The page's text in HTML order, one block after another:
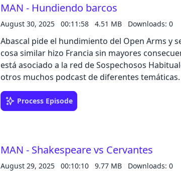
MAN - Hundiendo barcos
August 30, 2025 00:11:58 4.51 MB Downloads: 0
Abascal pide el hundimiento del Open Arms y
cosa similar hizo Francia sin mayores
está asociado a la red de Sospechosos
otros muchos podcast de diferentes temáticas.
Process Episode
MAN - Shakespeare vs Cervantes
August 29, 2025 00:10:10 9.77 MB Downloads: 0